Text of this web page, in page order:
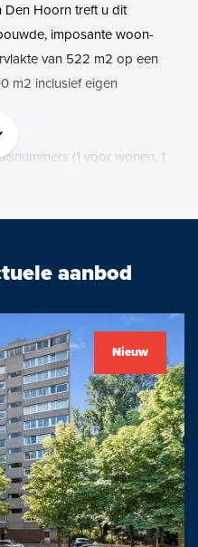
Den Hoorn treft u dit
imposante woon-
van 522 m2 op een
m2 inclusief eigen
(1 voor wonen, 1
van 2.94m.
bekend staat, is gebouwd in
het gezellige restaurant en
een bed and breakfast met
worden met een
m2 (inclusief
aanbod
Nieuw